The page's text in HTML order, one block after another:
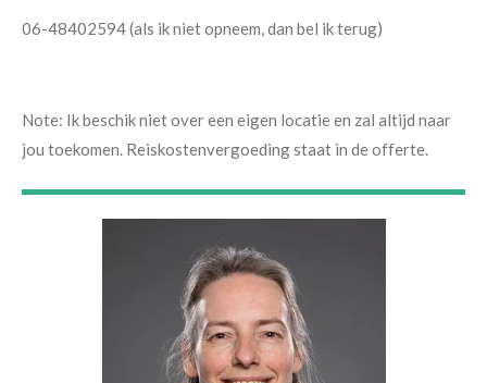
06-48402594 (als ik niet opneem, dan bel ik terug)
Note: Ik beschik niet over een eigen locatie en zal altijd naar
jou toekomen. Reiskostenvergoeding staat in de offerte.